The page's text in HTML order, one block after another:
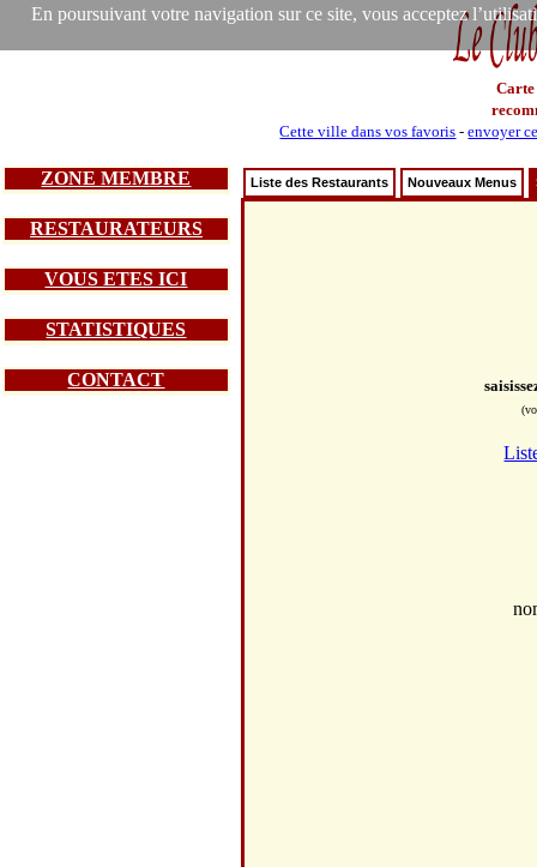
En poursuivant votre navigation sur ce site, vous acceptez
Carte
Cette ville dans vos favoris -envoyer
ZONE MEMBRE
RESTAURATEURS
VOUS ETES ICI
STATISTIQUES
CONTACT
Liste des Restaurants Nouveaux Menus